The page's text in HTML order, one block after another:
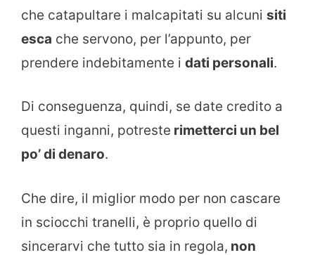
che catapultare i malcapitati su alcuni siti
esca che servono, per l’appunto, per
prendere indebitamente i dati personali.
Di conseguenza, quindi, se date credito a
questi inganni, potreste rimetterci un bel
po’ di denaro.
Che dire, il miglior modo per non cascare
in sciocchi tranelli, è proprio quello di
sincerarvi che tutto sia in regola, non